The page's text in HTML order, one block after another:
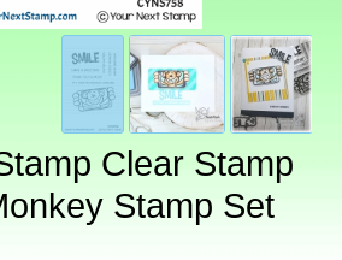
Clear Stamp
Stamp Set